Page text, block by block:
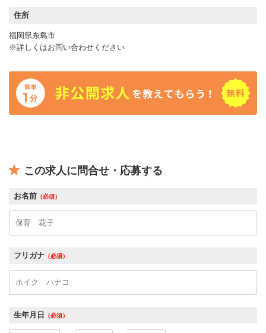
住所
福岡県糸島市
※詳しくはお問い合わせください
この求人に問合せ・応募する
お名前 （必須）
フリガナ （必須）
生年月日 （必須）